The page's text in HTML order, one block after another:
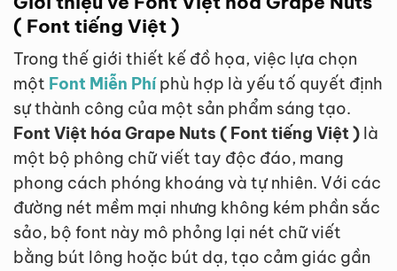
( Font tiếng Việt )
Trong thế giới thiết kế đồ họa, việc lựa chọn
một Font Miễn Phíphù hợp là yếu tố quyết định
sự thành công của một sản phẩm sáng tạo.
Font Việt hóa Grape Nuts ( Font tiếng Việt ) là
một bộ phông chữ viết tay độc đáo, mang
phong cách phóng khoáng và tự nhiên. Với các
đường nét mềm mại nhưng không kém phần sắc
sảo, bộ font này mô phỏng lại nét chữ viết
bằng bút lông hoặc bút dạ, tạo cảm giác gần